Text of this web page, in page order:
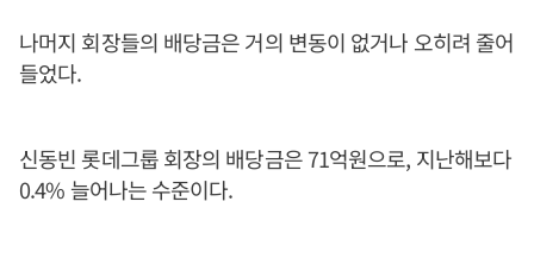
나머지 회장들의 배당금은 거의 변동이 없거나 오히려 줄어
들었다.
신동빈 롯데그룹 회장의 배당금은 71억원으로, 지난해보다
0.4% 늘어나는 수준이다.